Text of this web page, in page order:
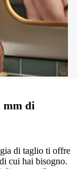
mm di
di taglio ti offre
cui hai bisogno.